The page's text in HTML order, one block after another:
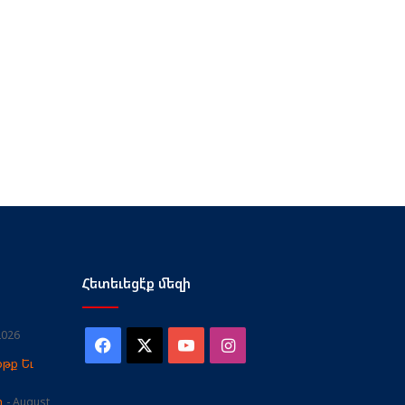
Եւ
August
Հետեւեցէ՛ք մեզի
Facebook YouTubeInstagram